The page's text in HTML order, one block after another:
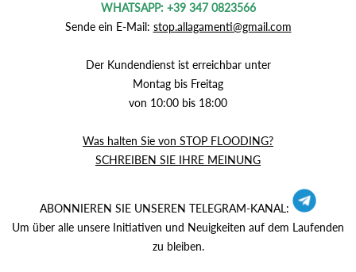
WHATSAPP: +39 347 0823566
Sende ein E-Mail: stop.allagamenti@gmail.com
Der Kundendienst ist erreichbar unter
Montag bis Freitag
von 10:00 bis 18:00
Was halten Sie von STOP FLOODING?
SCHREIBEN SIE IHRE MEINUNG
ABONNIEREN SIE UNSEREN TELEGRAM-KANAL:
Um über alle unsere Initiativen und Neuigkeiten auf dem Laufenden
zu bleiben.